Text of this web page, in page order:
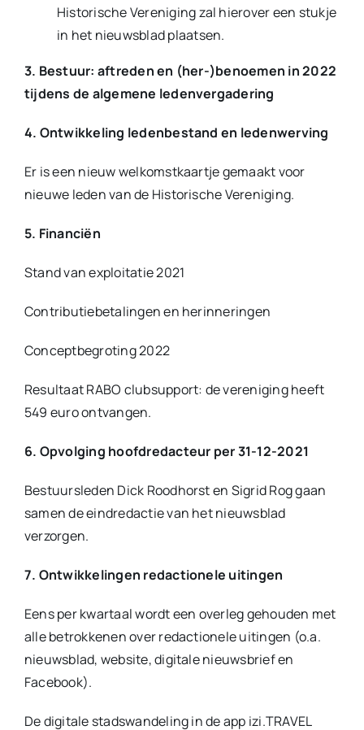
Historische Vereniging zal hierover een stukje
in het nieuwsblad plaatsen.
3. Bestuur: aftreden en (her-)benoemen in 2022
tijdens de algemene ledenvergadering
4. Ontwikkeling ledenbestand en ledenwerving
Er is een nieuw welkomstkaartje gemaakt voor
nieuwe leden van de Historische Vereniging.
5. Financiën
Stand van exploitatie 2021
Contributiebetalingen en herinneringen
Conceptbegroting 2022
Resultaat RABO clubsupport: de vereniging heeft
549 euro ontvangen.
6. Opvolging hoofdredacteur per 31-12-2021
Bestuursleden Dick Roodhorst en Sigrid Rog gaan
samen de eindredactie van het nieuwsblad
verzorgen.
7. Ontwikkelingen redactionele uitingen
Eens per kwartaal wordt een overleg gehouden met
alle betrokkenen over redactionele uitingen (o.a.
nieuwsblad, website, digitale nieuwsbrief en
Facebook).
De digitale stadswandeling in de app izi.TRAVEL